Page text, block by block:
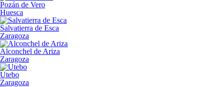
Pozán de Vero
Huesca
Salvatierra de Esca
Zaragoza
Alconchel de Ariza
Zaragoza
Utebo
Zaragoza